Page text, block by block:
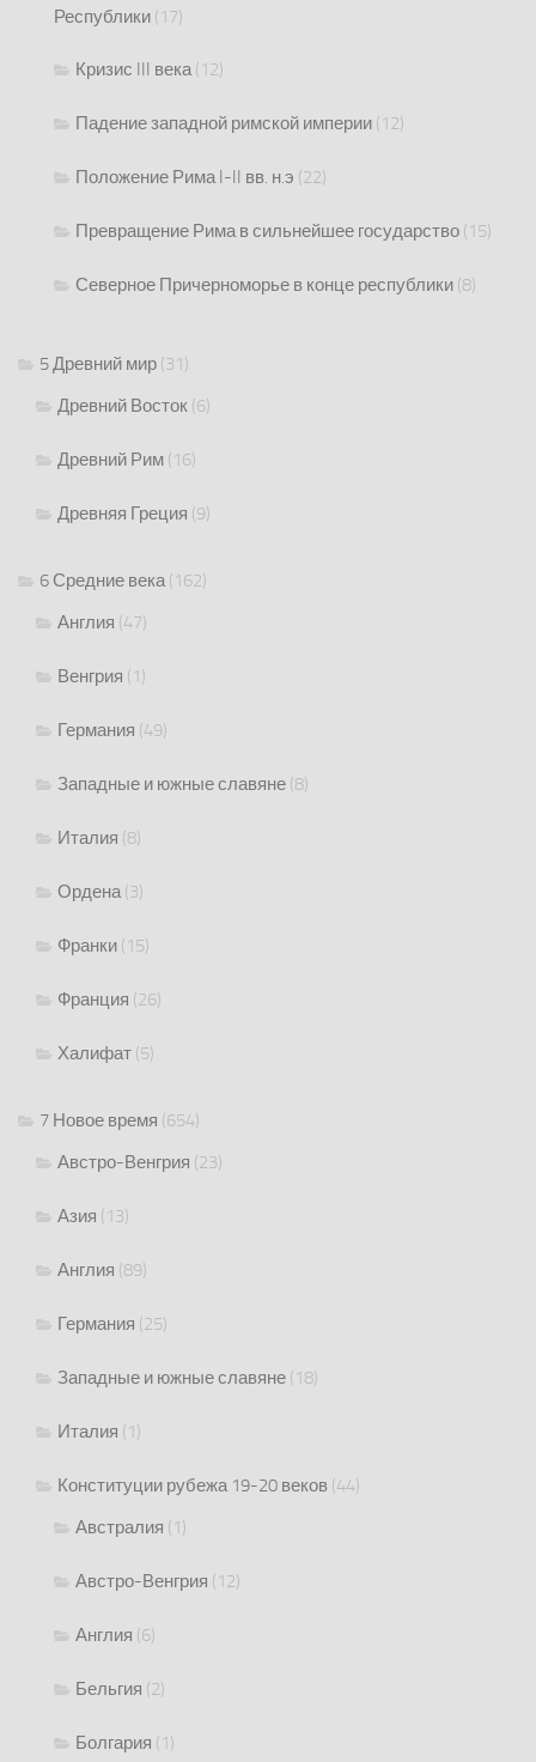
Республики (17)
Кризис III века(12)
Падение западной римской империи (12)
Положение Рима I-II вв. н.э (22)
Превращение Рима в сильнейшее государство (15)
Северное Причерноморье в конце республики (8)
5 Древний мир (31)
Древний Восток (6)
Древний Рим (16)
Древняя Греция (9)
6 Средние века(162)
Англия (47)
Венгрия (1)
Германия (49)
Западные и южные славяне (8)
Италия (8)
Ордена(3)
Франки (15)
Франция (26)
Халифат (5)
7 Новое время (654)
Австро-Венгрия (23)
Азия (13)
Англия (89)
Германия (25)
Западные и южные славяне (18)
Италия (1)
Конституции рубежа 19-20 веков (44)
Австралия (1)
Австро-Венгрия (12)
Англия (6)
Бельгия (2)
Болгария (1)